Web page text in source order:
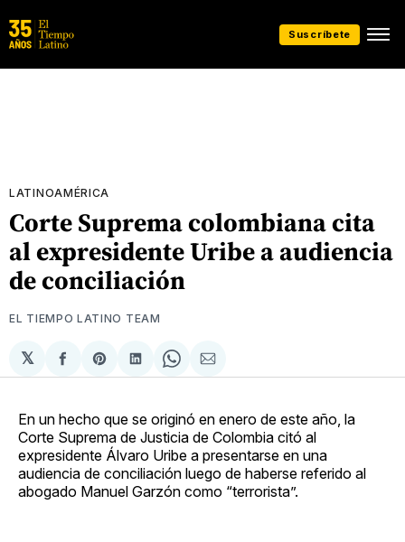
Suscríbete
LATINOAMÉRICA
Corte Suprema colombiana cita
al expresidente Uribe a audiencia
de conciliación
EL TIEMPO LATINO TEAM
𝕏
Compartir
en
Share
on
Compartir
en
Share
on
Compartir
via
En un hecho que se originó en enero de este año, la
Corte Suprema de Justicia de Colombia citó al
expresidente Álvaro Uribe a presentarse en una
audiencia de conciliación luego de haberse referido al
abogado Manuel Garzón como “terrorista”.